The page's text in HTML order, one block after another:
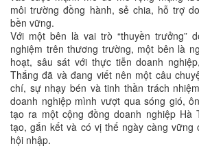
môi trường đồng hành, sẻ chia, hỗ trợ
bền vững.
Với một bên là vai trò “thuyền trưởng”
nghiệm trên thương trường, một bên là
hoạt, sâu sát với thực tiễn doanh
Thắng đã và đang viết nên một câu
chí, sự nhạy bén và tinh thần trách
doanh nghiệp mình vượt qua sóng gió,
tạo ra một cộng đồng doanh nghiệp Hà
tạo, gắn kết và có vị thế ngày càng vững
hội nhập.